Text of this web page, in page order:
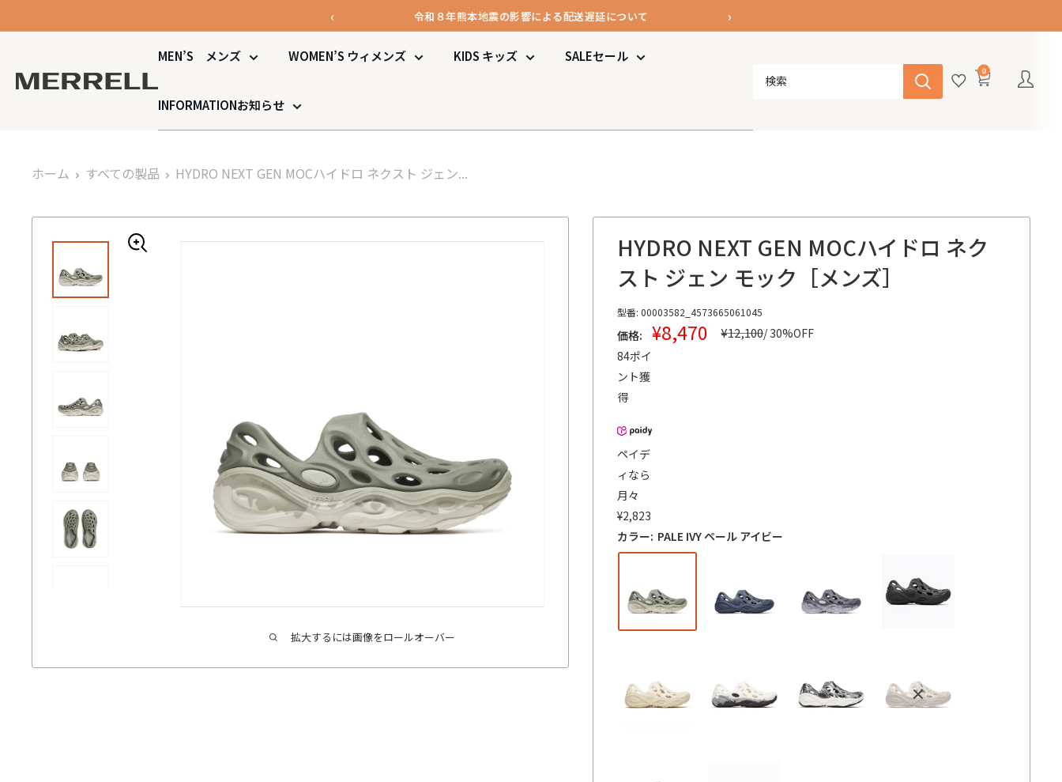
ン
‹ 令和８年熊本地震の影響による配送遅延について
メンバー登録で1000ポイント進呈＆送料無料！
›
MERRELL
MEN’S メンズ WOMEN’S ウィメンズ KIDS キッズ SALEセール
INFORMATIONお知らせ
0
ホーム すべての製品 HYDRO NEXT GEN MOCハイドロ ネクスト ジェン...
拡大するには画像をロールオーバー
HYDRO NEXT GEN MOCハイドロ ネク
スト ジェン モック［メンズ］
型番:00003582_4573665061045
価格: 販
¥8,470 通
¥12,100/ 30%OFF
84ポイ
ント獲
得
ペイデ
ィなら
月々
¥2,823
カラー: PALE IVY ペール アイビー